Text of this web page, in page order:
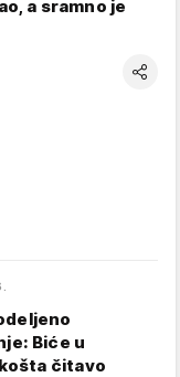
a sramno je
Biće u
čitavo